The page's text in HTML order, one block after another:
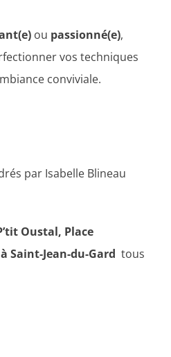
ou passionné(e),
vos techniques
conviviale.
par Isabelle Blineau
Oustal, Place
Saint-Jean-du-Gard tous